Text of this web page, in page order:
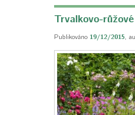
Trvalkovo-
Publikováno 19/12/2015,